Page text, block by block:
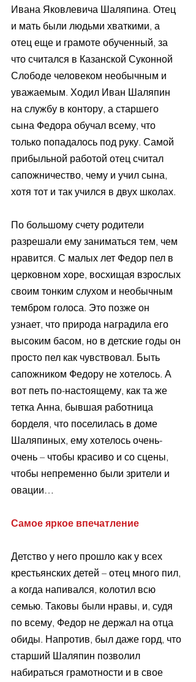
Ивана Яковлевича Шаляпина. Отец
и мать были людьми хваткими, а
отец еще и грамоте обученный, за
что считался в Казанской Суконной
Слободе человеком необычным и
уважаемым. Ходил Иван Шаляпин
на службу в контору, а старшего
сына Федора обучал всему, что
только попадалось под руку. Самой
прибыльной работой отец считал
сапожничество, чему и учил сына,
хотя тот и так учился в двух школах.
По большому счету родители
разрешали ему заниматься тем, чем
нравится. С малых лет Федор пел в
церковном хоре, восхищая взрослых
своим тонким слухом и необычным
тембром голоса. Это позже он
узнает, что природа наградила его
высоким басом, но в детские годы он
просто пел как чувствовал. Быть
сапожником Федору не хотелось. А
вот петь по-настоящему, как та же
тетка Анна, бывшая работница
борделя, что поселилась в доме
Шаляпиных, ему хотелось очень-
очень – чтобы красиво и со сцены,
чтобы непременно были зрители и
овации…
Самое яркое впечатление
Детство у него прошло как у всех
крестьянских детей – отец много пил,
а когда напивался, колотил всю
семью. Таковы были нравы, и, судя
по всему, Федор не держал на отца
обиды. Напротив, был даже горд, что
старший Шаляпин позволил
набираться грамотности и в свое